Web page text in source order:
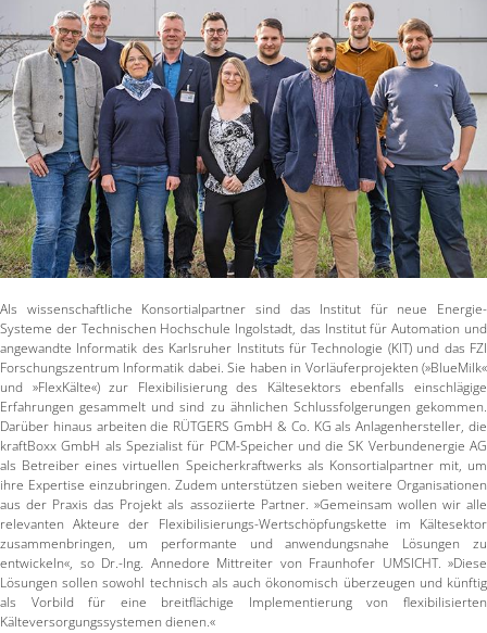
Als wissenschaftliche Konsortialpartner sind das Institut für neue Energie-
Systeme der Technischen Hochschule Ingolstadt, das Institut für Automation und
angewandte Informatik des Karlsruher Instituts für Technologie (KIT) und das FZI
Forschungszentrum Informatik dabei. Sie haben in Vorläuferprojekten (»BlueMilk«
und »FlexKälte«) zur Flexibilisierung des Kältesektors ebenfalls einschlägige
Erfahrungen gesammelt und sind zu ähnlichen Schlussfolgerungen gekommen.
Darüber hinaus arbeiten die RÜTGERS GmbH & Co. KG als Anlagenhersteller, die
kraftBoxx GmbH als Spezialist für PCM-Speicher und die SK Verbundenergie AG
als Betreiber eines virtuellen Speicherkraftwerks als Konsortialpartner mit, um
ihre Expertise einzubringen. Zudem unterstützen sieben weitere Organisationen
aus der Praxis das Projekt als assoziierte Partner. »Gemeinsam wollen wir alle
relevanten Akteure der Flexibilisierungs-Wertschöpfungskette im Kältesektor
zusammenbringen, um performante und anwendungsnahe Lösungen zu
entwickeln«, so Dr.-Ing. Annedore Mittreiter von Fraunhofer UMSICHT. »Diese
Lösungen sollen sowohl technisch als auch ökonomisch überzeugen und künftig
als Vorbild für eine breitflächige Implementierung von flexibilisierten
Kälteversorgungssystemen dienen.«